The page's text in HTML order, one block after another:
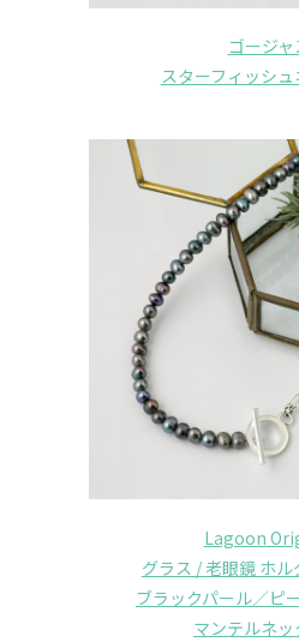
ゴージャ
スターフィッシ
Lagoon
グラス / 老眼鏡 ホ
ブラックパール／ピ
マンテルネッ